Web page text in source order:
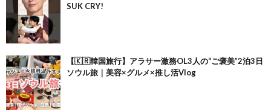
SUK CRY!
【🇰🇷韓国旅行】アラサー激務OL3人の“ご褒美”2泊3日
ソウル旅｜美容×グルメ×推し活Vlog